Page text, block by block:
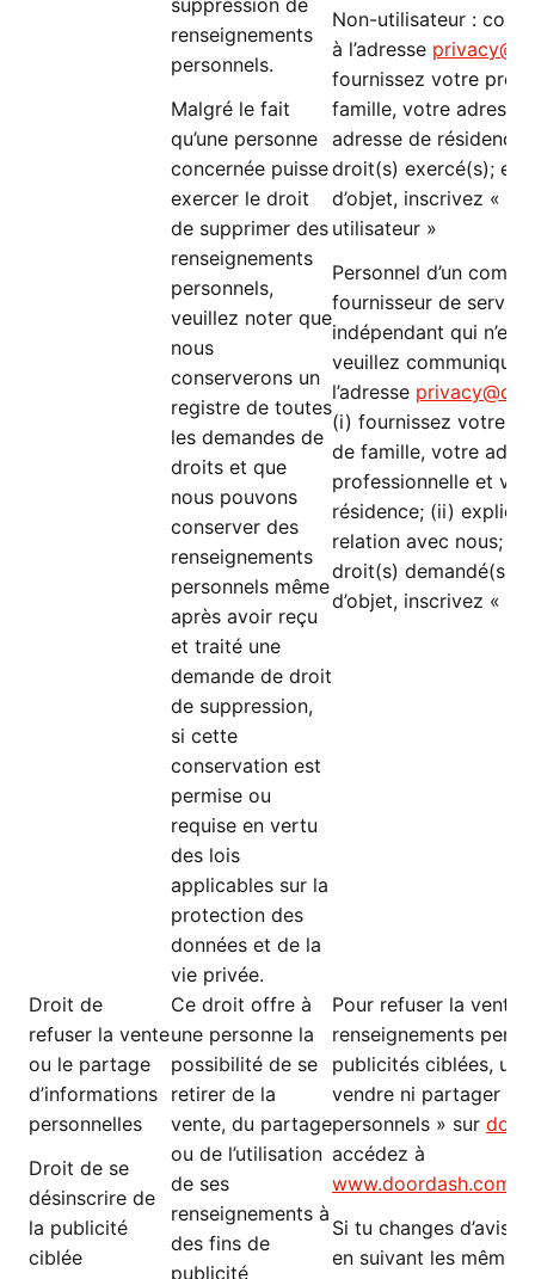
suppression de
renseignements
personnels.
Malgré le fait
qu’une personne
concernée puisse
exercer le droit
de supprimer des
renseignements
personnels,
veuillez noter que
nous
conserverons un
registre de toutes
les demandes de
droits et que
nous pouvons
conserver des
renseignements
personnels même
après avoir reçu
et traité une
demande de droit
de suppression,
si cette
conservation est
permise ou
requise en vertu
des lois
applicables sur la
protection des
données et de la
vie privée.
Non-utilisateur :
à l’adresse
fournissez votre
famille, votre
adresse de
droit(s) exercé(s); et
d’objet, inscrivez «
utilisateur »
Personnel d’un
fournisseur de
indépendant qui n’est
veuillez communiquer
l’adresse
(i) fournissez votre
de famille, votre
professionnelle et
résidence; (ii)
relation avec nous;
droit(s) demandé(s);
d’objet, inscrivez «
Droit de
refuser la vente
ou le partage
d’informations
personnelles
Droit de se
désinscrire de
la publicité
ciblée
Ce droit offre à
une personne la
possibilité de se
retirer de la
vente, du partage
ou de l’utilisation
de ses
renseignements à
des fins de
publicité
Pour refuser la vente
renseignements
publicités ciblées,
vendre ni partager
personnels » sur
accédez à
www.doordash.com/
Si tu changes d’avis,
en suivant les mêmes